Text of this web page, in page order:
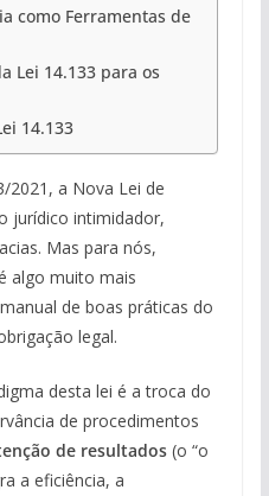
como Ferramentas de
Lei 14.133 para os
14.133
2021, a Nova Lei de
jurídico intimidador,
Mas para nós,
algo muito mais
de boas práticas do
legal.
desta lei é a troca do
de procedimentos
de resultados(o “o
a eficiência, a